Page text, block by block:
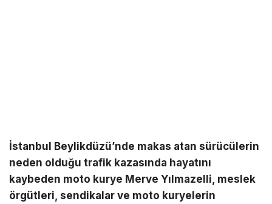
İstanbul Beylikdüzü’nde makas atan sürücülerin
neden olduğu trafik kazasında hayatını
kaybeden moto kurye Merve Yılmazelli, meslek
örgütleri, sendikalar ve moto kuryelerin